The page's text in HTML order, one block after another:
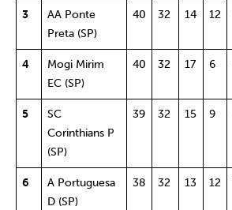
3
AA Ponte
Preta (SP)
40 32 14 12
4
Mogi Mirim
EC (SP)
40 32 17 6
5
SC
Corinthians P
(SP)
39 32 15 9
6
A Portuguesa
D (SP)
38 32 13 12